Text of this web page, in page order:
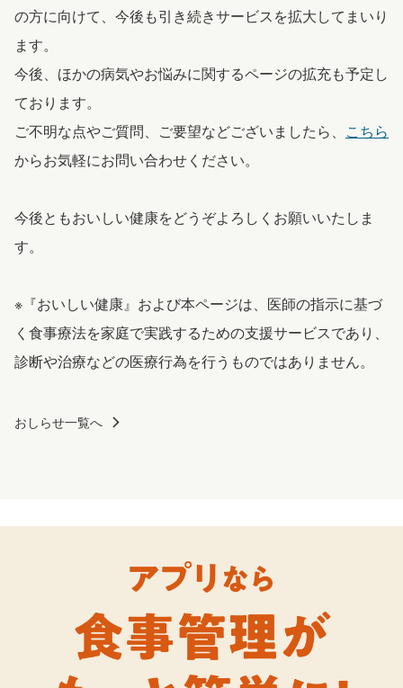
の方に向けて、今後も引き続きサービスを拡大してまいり
ます。
今後、ほかの病気やお悩みに関するページの拡充も予定し
ております。
ご不明な点やご質問、ご要望などございましたら、 こちら
からお気軽にお問い合わせください。
今後ともおいしい健康をどうぞよろしくお願いいたしま
す。
※『おいしい健康』および本ページは、医師の指示に基づ
く食事療法を家庭で実践するための支援サービスであり、
診断や治療などの医療行為を行うものではありません。
おしらせ一覧へ